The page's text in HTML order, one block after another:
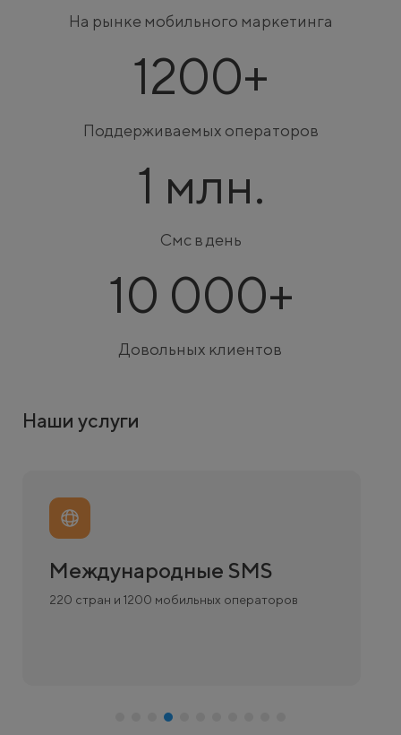
На рынке мобильного маркетинга
1200+
Поддерживаемых операторов
1 млн.
Смс в день
10 000+
Довольных клиентов
Наши услуги
SMS
мобильных операторов
Анализ клиентских